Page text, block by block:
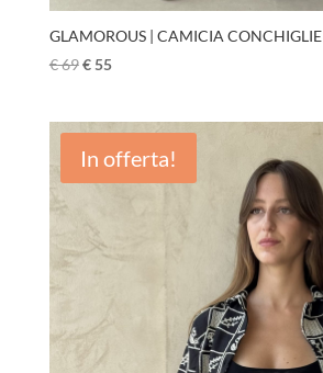
GLAMOROUS | CAMICIA CONCHIGLIE
€69€55
In offerta!